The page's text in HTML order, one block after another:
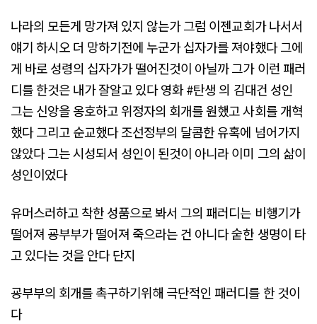
나라의 모든게 망가져 있지 않는가 그럼 이젠교회가 나서서
얘기 하시오 더 망하기전에 누군가 십자가를 져야했다 그에
게 바로 성령의 십자가가 떨어진것이 아닐까 그가 이런 패러
디를 한것은 내가 잘알고 있다 영화 #탄생 의 김대건 성인
그는 신앙을 옹호하고 위정자의 회개를 원했고 사회를 개혁
했다 그리고 순교했다 조선정부의 달콤한 유혹에 넘어가지
않았다 그는 시성되서 성인이 된것이 아니라 이미 그의 삶이
성인이었다
유머스러하고 착한 성품으로 봐서 그의 패러디는 비행기가
떨어져 굥부부가 떨어져 죽으라는 건 아니다 숱한 생명이 타
고 있다는 것을 안다 단지
굥부부의 회개를 촉구하기위해 극단적인 패러디를 한 것이
다